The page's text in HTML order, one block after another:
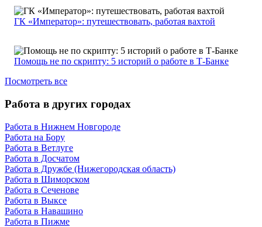
ГК «Император»: путешествовать, работая вахтой
Помощь не по скрипту: 5 историй о работе в Т-Банке
Посмотреть все
Работа в других городах
Работа в Нижнем Новгороде
Работа на Бору
Работа в Ветлуге
Работа в Досчатом
Работа в Дружбе (Нижегородская область)
Работа в Шиморском
Работа в Сеченове
Работа в Выксе
Работа в Навашино
Работа в Пижме